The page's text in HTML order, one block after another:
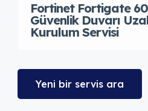
Fortinet Fortigate
Güvenlik Duvarı
Kurulum Servisi
Yeni bir servis ara